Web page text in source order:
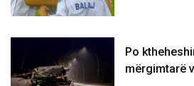
Po
mërgimtarë